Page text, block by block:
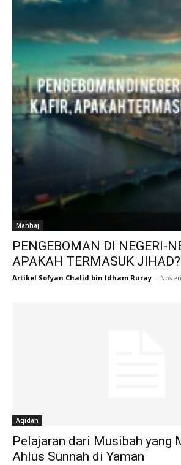
Manhaj
PENGEBOMAN DI NEGERI-
APAKAH TERMASUK JIHAD?
Artikel Sofyan Chalid bin Idham Ruray -
Aqidah
Pelajaran dari Musibah yang
Ahlus Sunnah di Yaman